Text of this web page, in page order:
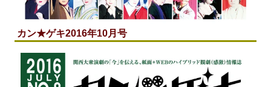
カン★ゲキ2016年10月号